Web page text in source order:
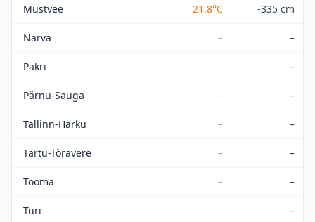
Mustvee 21.8°C -335 cm
Narva – –
Pakri – –
Pärnu-Sauga – –
Tallinn-Harku – –
Tartu-Tõravere – –
Tooma – –
Türi – –